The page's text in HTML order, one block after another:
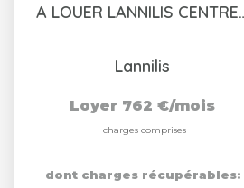
A LOUER LANNILIS
Lannilis
Loyer 762 €/mois
charges comprises
dont charges récupérables: